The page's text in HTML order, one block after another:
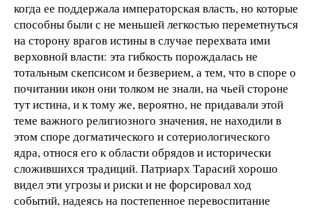
когда ее поддержала императорская власть, но которые
способны были с не меньшей легкостью переметнуться
на сторону врагов истины в случае перехвата ими
верховной власти: эта гибкость порождалась не
тотальным скепсисом и безверием, а тем, что в споре о
почитании икон они толком не знали, на чьей стороне
тут истина, и к тому же, вероятно, не придавали этой
теме важного религиозного значения, не находили в
этом споре догматического и сотериологического
ядра, относя его к области обрядов и исторически
сложившихся традиций. Патриарх Тарасий хорошо
видел эти угрозы и риски и не форсировал ход
событий, надеясь на постепенное перевоспитание